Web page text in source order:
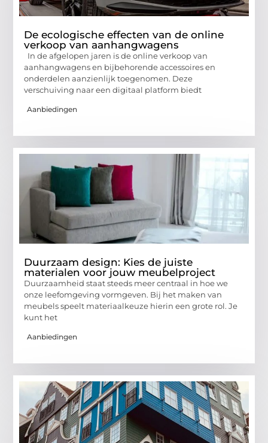
De ecologische effecten van de online
verkoop van aanhangwagens
In de afgelopen jaren is de online verkoop van
aanhangwagens en bijbehorende accessoires en
onderdelen aanzienlijk toegenomen. Deze
verschuiving naar een digitaal platform biedt
Aanbiedingen
Duurzaam design: Kies de juiste
materialen voor jouw meubelproject
Duurzaamheid staat steeds meer centraal in hoe we
onze leefomgeving vormgeven. Bij het maken van
meubels speelt materiaalkeuze hierin een grote rol. Je
kunt het
Aanbiedingen